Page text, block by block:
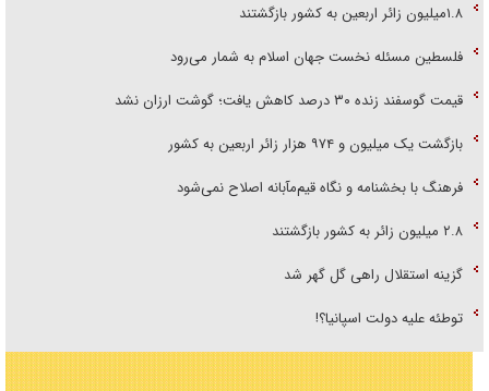
۱.۸میلیون زائر اربعین به کشور بازگشتند
فلسطین مسئله نخست جهان اسلام به شمار می‌رود
قیمت گوسفند زنده ۳۰ درصد کاهش یافت؛ گوشت ارزان نشد
بازگشت یک میلیون و ۹۷۴ هزار زائر اربعین به کشور
فرهنگ با بخشنامه و نگاه قیم‌مآبانه اصلاح نمی‌شود
۲.۸ میلیون زائر به کشور بازگشتند
گزینه استقلال راهی گل گهر شد
توطئه علیه دولت اسپانیا؟!